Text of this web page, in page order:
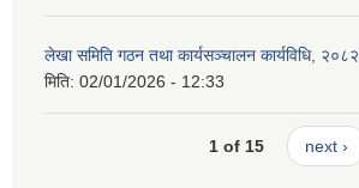
लेखा समिति गठन तथा कार्यसञ्चालन कार्यविधि, २०८२
मिति: 02/01/2026 - 12:33
1 of 15 next ›